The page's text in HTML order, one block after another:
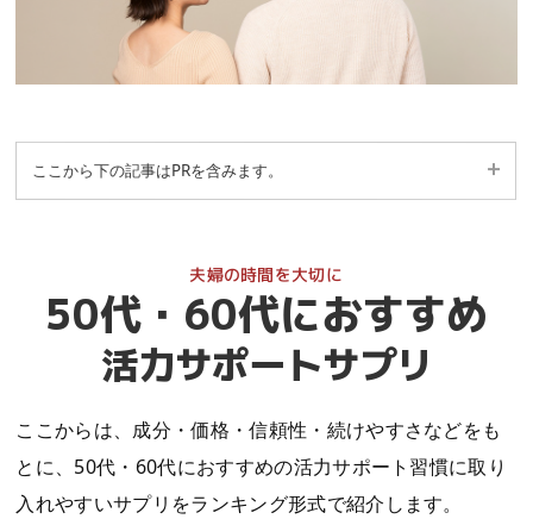
ここから下の記事はPRを含みます。
ご購入をした場合、サービスや商品の提供元の企業様より報酬を受
け取る場合がございます。
50代・60代におすすめ
活力サポートサプリ
ここからは、成分・価格・信頼性・続けやすさなどをも
とに、50代・60代におすすめの活力サポート習慣に取り
入れやすいサプリをランキング形式で紹介します。